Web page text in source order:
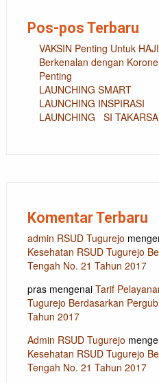
Pos-pos Terbaru
VAKSIN Penting Untuk
Berkenalan dengan
Penting
LAUNCHING SMART
LAUNCHING INSPIRASI
LAUNCHING SI TAKARSA
Komentar Terbaru
admin RSUD Tugurejo
Kesehatan RSUD Tugurejo
Tengah No. 21 Tahun 2017
prasmengenai Tarif
Tugurejo Berdasarkan
Tahun 2017
Admin RSUD Tugurejo
Kesehatan RSUD Tugurejo
Tengah No. 21 Tahun 2017